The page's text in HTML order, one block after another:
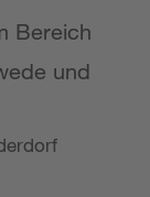
Bereich
und